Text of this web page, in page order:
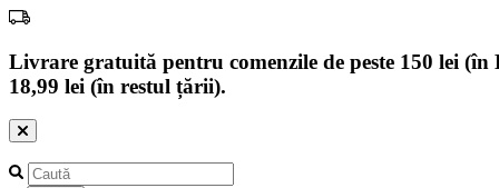
Livrare gratuită pentru comenzile de peste 150 lei
18,99 lei (în restul țării).